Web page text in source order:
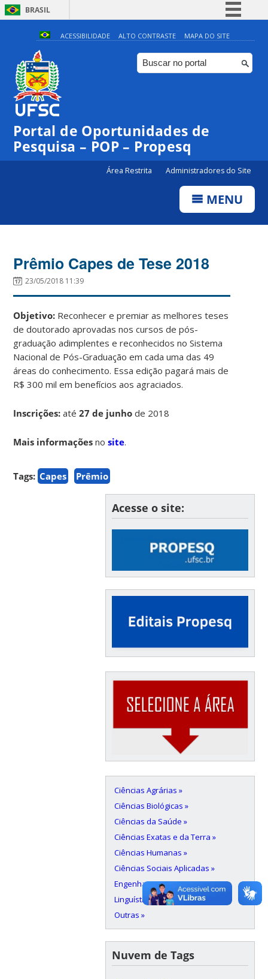
BRASIL
Simplifique!
Comunica BR
Participe
Canais
ACESSIBILIDADE ALTO CONTRASTE MAPA DO SITE
Portal de Oportunidades de
Pesquisa – POP – Propesq
Área Restrita Administradores do Site
MENU
Prêmio Capes de Tese 2018
23/05/2018 11:39
Objetivo: Reconhecer e premiar as melhores teses
de doutorado aprovadas nos cursos de pós-
graduação adimplentes e reconhecidos no Sistema
Nacional de Pós-Graduação em cada uma das 49
áreas do conhecimento. Essa edição pagará mais de
R$ 300 mil em benefícios aos agraciados.
Inscrições:até27 de junho de 2018
Mais informações nosite.
Tags: Capes Prêmio
Acesse o site:
Ciências Agrárias »
Ciências Biológicas »
Ciências da Saúde »
Ciências Exatas e da Terra »
Ciências Humanas »
Ciências Sociais Aplicadas »
Engenharias »
Linguística, Letras e Artes »
Outras »
Nuvem de Tags